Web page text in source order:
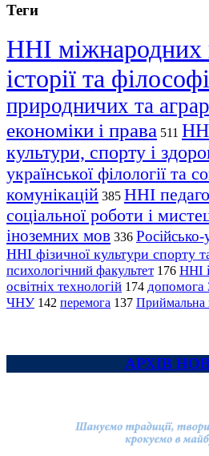
Теги
ННІ міжнародних
історії та
природничих та
економіки і права 511
культури, спорту і
української філології та
комунікацій 385 ННІ
соціальної роботи і
іноземних мов 336 Російсько-
ННІ фізичної культури спорту
психологічний факультет 176 ННІ
освітніх технологій 174
ЧНУ 142 перемога 137 Приймальна
АРХІВ